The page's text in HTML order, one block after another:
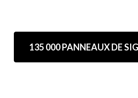
135 000 PANNEAUX DE